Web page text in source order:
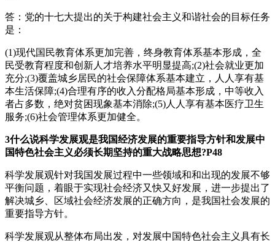
答：党的十七大提出的关于构建社会主义和谐社会的目标任务
是：
(1)现代国民教育体系更加完善，终身教育体系基本形成，全
民受教育程度和创新人才培养水平明显提高;(2)社会就业更加
充分;(3)覆盖城乡居民的社会保障体系基本建立，人人享有基
本生活保障;(4)合理有序的收入分配格局基本形成，中等收入
者占多数，绝对贫困现象基本消除;(5)人人享有基本医疗卫生
服务;(6)社会管理体系更加健全。
3什么说科学发展观是我国经济发展的重要指导方针和发展中
国特色社会主义必须长期坚持的重大战略思想?P48
科学发展观针对我国发展过程中一些领域和和出现的发展不够
平衡问题，着眼于实现社会经济又快又好发展，进一步提出了
解决城乡、区域社会经济发展的正确方向，是我国社会发展的
重要指导方针。
科学发展观从整体布局出发，对发展中国特色社会主义具有长